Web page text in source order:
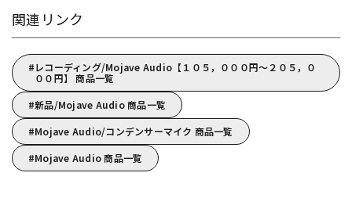
関連リンク
レコーディング/Mojave Audio【１０５，０００円～２０５，０
００円】 商品一覧
新品/Mojave Audio 商品一覧
Mojave Audio/コンデンサーマイク 商品一覧
Mojave Audio 商品一覧